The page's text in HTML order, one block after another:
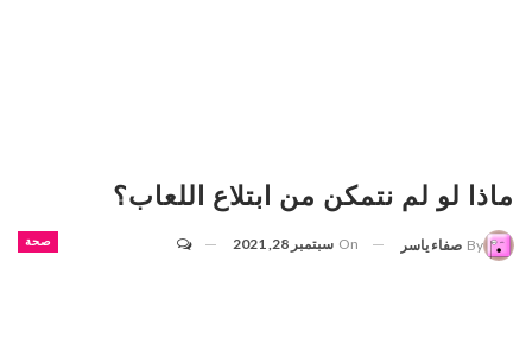
ماذا لو لم نتمكن من ابتلاع اللعاب؟
صحة By صفاء ياسر On سبتمبر 28, 2021